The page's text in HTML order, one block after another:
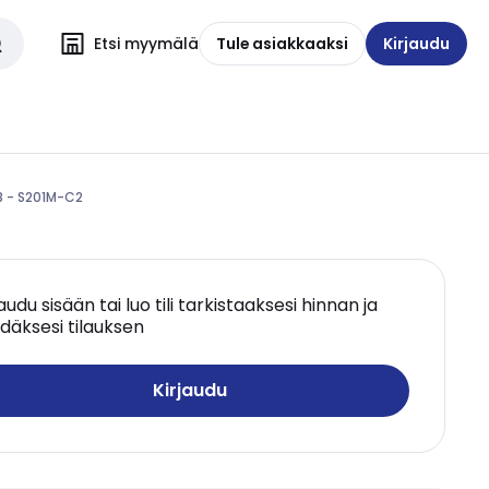
Etsi myymälä Tule asiakkaaksi Kirjaudu
- S201M-C2
sisään tai luo tili tarkistaaksesi hinnan ja
tilauksen
Kirjaudu